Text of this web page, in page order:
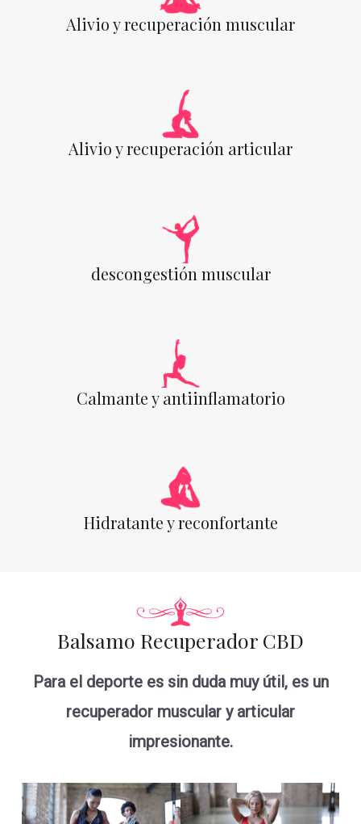
Alivio y recuperación muscular
Alivio y recuperación articular
descongestión muscular
Calmante y antiinflamatorio
Hidratante y reconfortante
Balsamo Recuperador CBD
Para el deporte es sin duda muy útil, es un
recuperador muscular y articular
impresionante.